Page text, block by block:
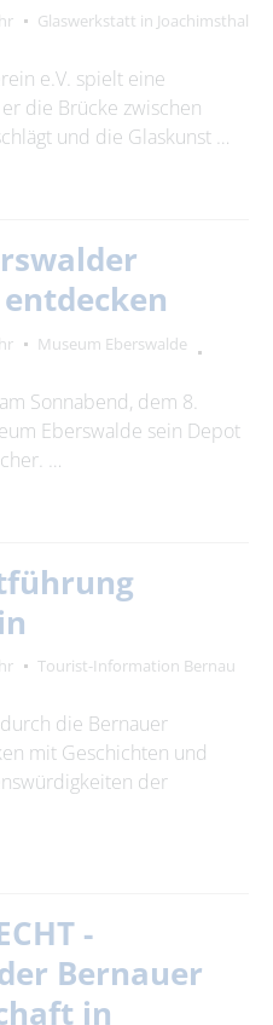
Glaswerkstatt in Joachimsthal
e.V. spielt eine
die Brücke zwischen
und die Glaskunst …
Museum Eberswalde
Sonnabend, dem 8.
Eberswalde sein Depot
…
Tourist-Information Bernau
die Bernauer
mit Geschichten und
der
-
Bernauer
in